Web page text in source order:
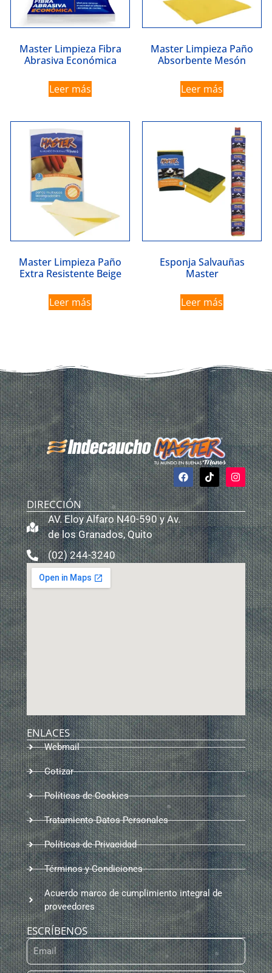
Master Limpieza Fibra
Abrasiva Económica
Leer más
Master Limpieza Paño
Absorbente Mesón
Leer más
Master Limpieza Paño
Extra Resistente Beige
Leer más
Esponja Salvauñas
Master
Leer más
DIRECCIÓN
AV. Eloy Alfaro N40-590 y Av.
de los Granados, Quito
(02) 244-3240
ENLACES
Webmail
Cotizar
Políticas de Cookies
Tratamiento Datos Personales
Políticas de Privacidad
Términos y Condiciones
Acuerdo marco de cumplimiento integral de
proveedores
ESCRÍBENOS